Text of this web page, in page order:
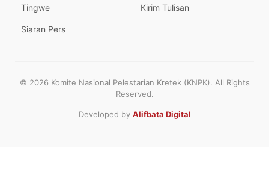
Tingwe
Siaran Pers
Kirim Tulisan
© 2026 Komite Nasional Pelestarian Kretek (KNPK). All Rights
Reserved.
Developed by Alifbata Digital